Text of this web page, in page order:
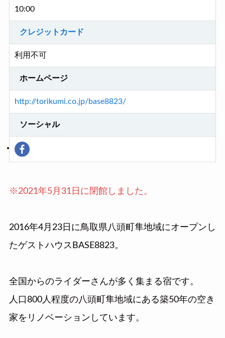
10:00
クレジットカード
利用不可
ホームページ
http://torikumi.co.jp/base8823/
ソーシャル
※2021年5月31日に閉館しました。
2016年4月23日に鳥取県八頭町隼地域にオープンし
たゲストハウスBASE8823。
全国からのライダーさんが多く集まる宿です。
人口800人程度の八頭町隼地域にある築50年の空き
家をリノベーションしています。